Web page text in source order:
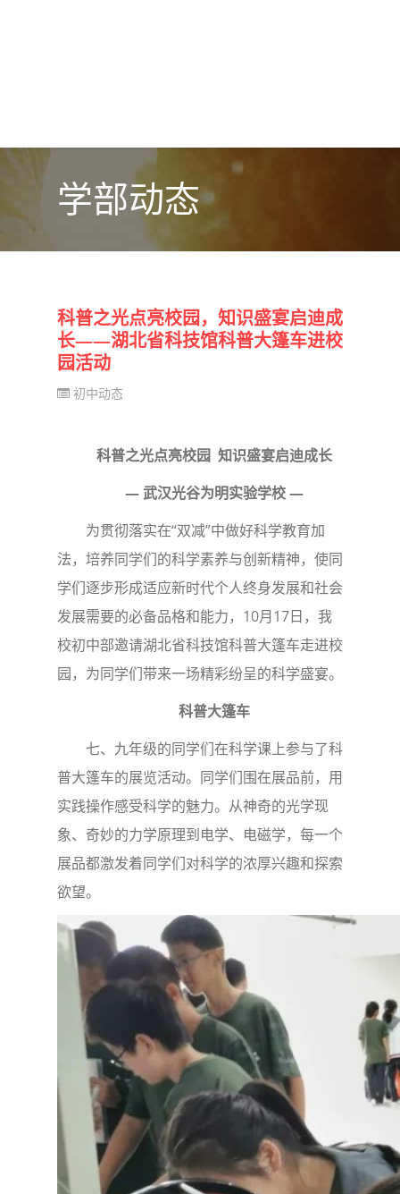
学部动态
科普之光点亮校园，知识盛宴启迪成
长——湖北省科技馆科普大篷车进校
园活动
初中动态
科普之光点亮校园 知识盛宴启迪成长
— 武汉光谷为明实验学校 —
为贯彻落实在“双减”中做好科学教育加
法，培养同学们的科学素养与创新精神，使同
学们逐步形成适应新时代个人终身发展和社会
发展需要的必备品格和能力，10月17日，我
校初中部邀请湖北省科技馆科普大篷车走进校
园，为同学们带来一场精彩纷呈的科学盛宴。
科普大篷车
七、九年级的同学们在科学课上参与了科
普大篷车的展览活动。同学们围在展品前，用
实践操作感受科学的魅力。从神奇的光学现
象、奇妙的力学原理到电学、电磁学，每一个
展品都激发着同学们对科学的浓厚兴趣和探索
欲望。